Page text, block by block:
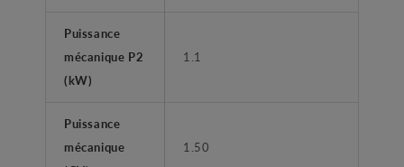
Puissance
mécanique P2
(kW)
1.1
Puissance
mécanique
1.50